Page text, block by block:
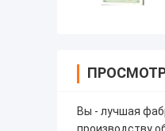
Вы - лучшая
производству